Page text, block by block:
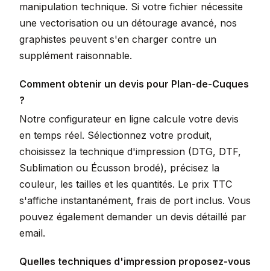
manipulation technique. Si votre fichier nécessite
une vectorisation ou un détourage avancé, nos
graphistes peuvent s'en charger contre un
supplément raisonnable.
Comment obtenir un devis pour Plan-de-Cuques
?
Notre configurateur en ligne calcule votre devis
en temps réel. Sélectionnez votre produit,
choisissez la technique d'impression (DTG, DTF,
Sublimation ou Écusson brodé), précisez la
couleur, les tailles et les quantités. Le prix TTC
s'affiche instantanément, frais de port inclus. Vous
pouvez également demander un devis détaillé par
email.
Quelles techniques d'impression proposez-vous